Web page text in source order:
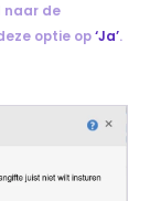
naar de
optie op‘Ja’.